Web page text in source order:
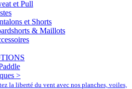
et Pull
et Shorts
& Maillots
>
la liberté du vent avec nos planches, voiles,